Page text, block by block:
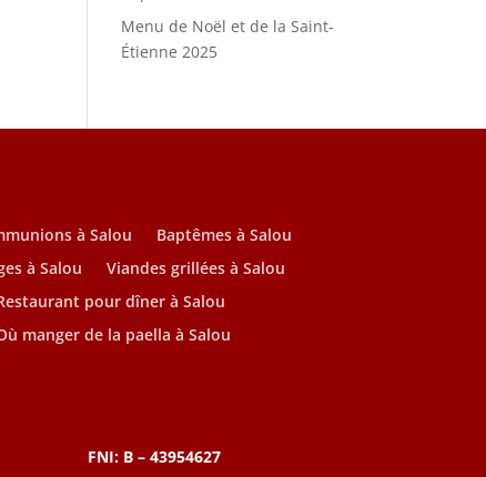
Menu de Noël et de la Saint-
Étienne 2025
à Salou
Baptêmes à Salou
à Salou
Viandes grillées à Salou
pour dîner à Salou
manger de la paella à Salou
FNI: B – 43954627